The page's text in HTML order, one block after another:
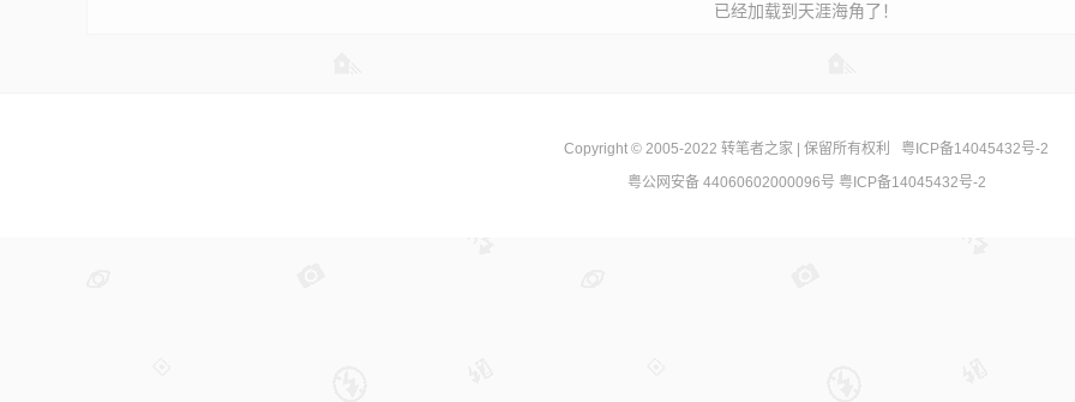
已经加载到天涯海角了！
Copyright © 2005-2022 转笔者之家 | 保留所有权利
粤ICP备14045432号-2
粤公网安备 44060602000096号 粤ICP备14045432号-2